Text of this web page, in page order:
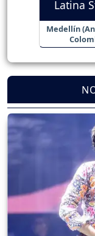
Latina
Medellín